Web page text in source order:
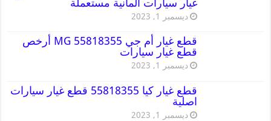
غيار سيارات المانية مستعملة
ديسمبر 1, 2023
قطع غيار أم جي MG 55818355 أرخص
قطع غيار سيارات
ديسمبر 1, 2023
قطع غيار كيا 55818355 قطع غيار سيارات
اصلية
ديسمبر 1, 2023